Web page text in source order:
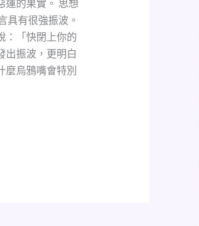
運的果實。 思想
具有很強振波。
：「快閉上你的
出振波，更明白
烏鴉嘴會特別